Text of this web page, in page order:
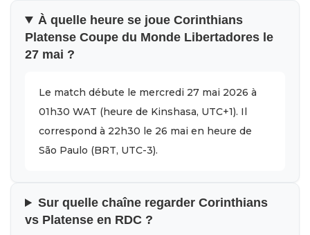
À quelle heure se joue Corinthians
Platense Coupe du Monde Libertadores le
27 mai ?
Le match débute le mercredi 27 mai 2026 à
01h30 WAT (heure de Kinshasa, UTC+1). Il
correspond à 22h30 le 26 mai en heure de
São Paulo (BRT, UTC-3).
Sur quelle chaîne regarder Corinthians
vs Platense en RDC ?